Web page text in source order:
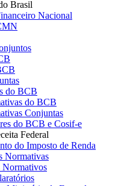
Brasil
Nacional
do BCB
do BCB
Conjuntas
do BCB e Cosif-e
Federal
do Imposto de Renda
Normativas
Normativos